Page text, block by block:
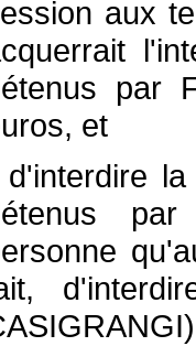
aux
par
et